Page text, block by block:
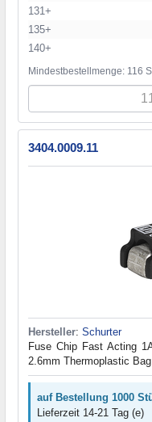
131+
135+
140+
Mindestbestellmenge: 116
3404.0009.11
Hersteller: Schurter
Fuse Chip Fast Acting
2.6mm Thermoplastic
auf Bestellung 1000
Lieferzeit 14-21 Tag (e)